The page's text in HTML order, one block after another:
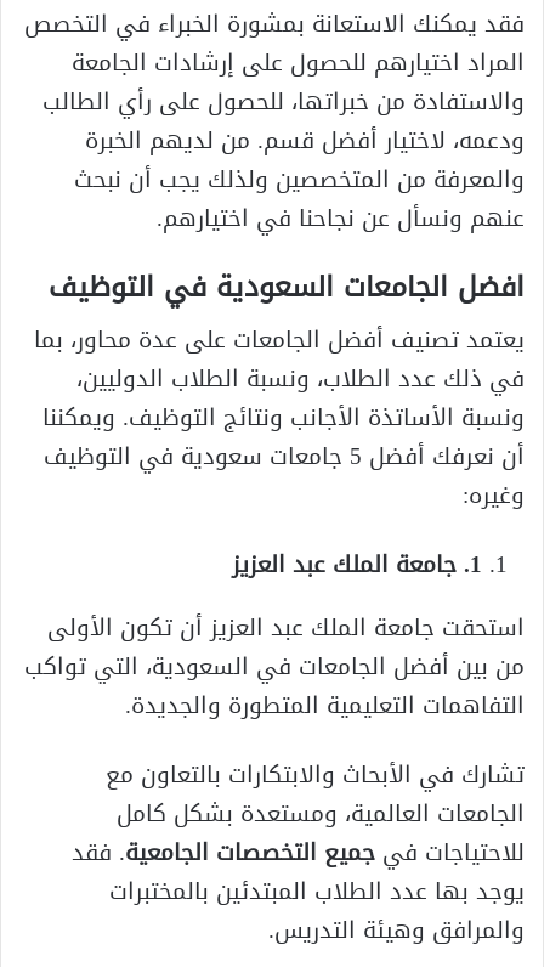
فقد يمكنك الاستعانة بمشورة الخبراء في التخصص
المراد اختيارهم للحصول على إرشادات الجامعة
والاستفادة من خبراتها، للحصول على رأي الطالب
ودعمه، لاختيار أفضل قسم. من لديهم الخبرة
والمعرفة من المتخصصين ولذلك يجب أن نبحث
عنهم ونسأل عن نجاحنا في اختيارهم.
افضل الجامعات السعودية في التوظيف
يعتمد تصنيف أفضل الجامعات على عدة محاور، بما
في ذلك عدد الطلاب، ونسبة الطلاب الدوليين،
ونسبة الأساتذة الأجانب ونتائج التوظيف. ويمكننا
أن نعرفك أفضل 5 جامعات سعودية في التوظيف
وغيره:
1. جامعة الملك عبد العزيز
استحقت جامعة الملك عبد العزيز أن تكون الأولى
من بين أفضل الجامعات في السعودية، التي تواكب
التفاهمات التعليمية المتطورة والجديدة.
تشارك في الأبحاث والابتكارات بالتعاون مع
الجامعات العالمية، ومستعدة بشكل كامل
للاحتياجات فيجميع التخصصات الجامعية. فقد
يوجد بها عدد الطلاب المبتدئين بالمختبرات
والمرافق وهيئة التدريس.